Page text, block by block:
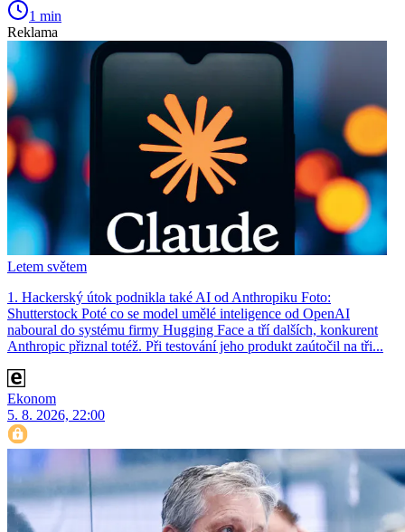
1 min
Reklama
Letem světem
1. Hackerský útok podnikla také AI od Anthropiku Foto:
Shutterstock Poté co se model umělé inteligence od OpenAI
naboural do systému firmy Hugging Face a tří dalších, konkurent
Anthro­pic přiznal totéž. Při testování jeho produkt zaútočil na tři...
Ekonom
5. 8. 2026, 22:00